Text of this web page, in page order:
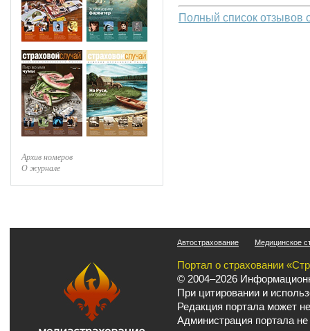
Архив номеров
О журнале
Полный список отзывов
Автострахование Медицинское
Портал о страховании
© 2004–2026
При цитировании и
Редакция портала может
Администрация портала